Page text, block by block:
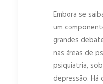
Embora se
um
grandes
nas áreas de
psiquiatria,
depressão. Há